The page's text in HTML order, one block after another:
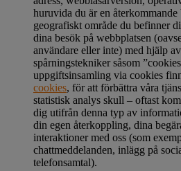
huruvida du är en
geografiskt område du befinner
dina besök på webbplatsen
användare eller inte) med hjälp
spårningstekniker såsom
uppgiftsinsamling via cookies
cookies, för att förbättra våra
statistisk analys skull – oftast
dig utifrån denna typ av
din egen återkoppling, dina
interaktioner med oss (som
chattmeddelanden, inlägg på
telefonsamtal).